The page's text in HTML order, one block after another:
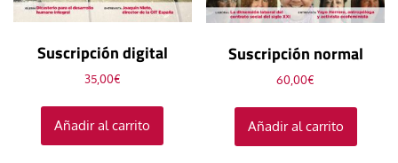
Suscripción digital
35,00€
Añadir al carrito
Suscripción normal
60,00€
Añadir al carrito